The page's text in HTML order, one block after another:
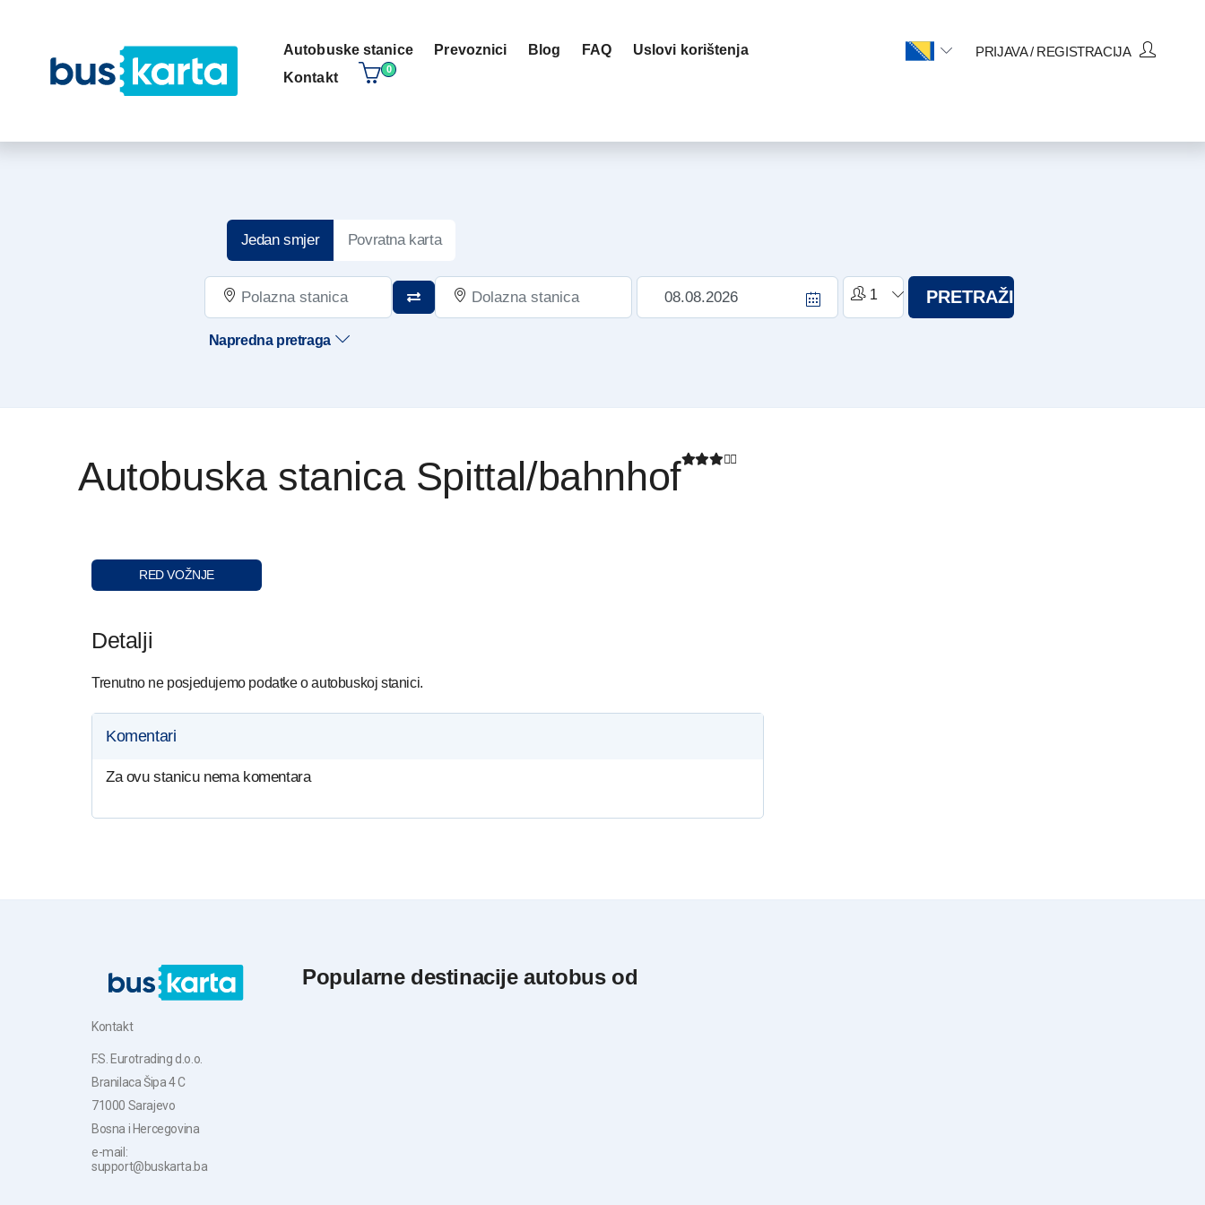
Autobuske stanice Prevoznici blog FAQ
Uslovi korištenja
kontakt
0
PRIJAVA / REGISTRACIJA
Jedan smjer Povratna karta
PRETRAŽI
Napredna pretraga
Autobuska stanica Spittal/bahnhof
RED VOŽNJE
Detalji
Trenutno ne posjedujemo podatke o autobuskoj stanici.
Komentari
Za ovu stanicu nema komentara
Kontakt
F.S. Eurotrading d.o.o.
Branilaca Šipa 4 C
71000 Sarajevo
Bosna i Hercegovina
e-mail:
support@buskarta.ba
Popularne destinacije autobus od